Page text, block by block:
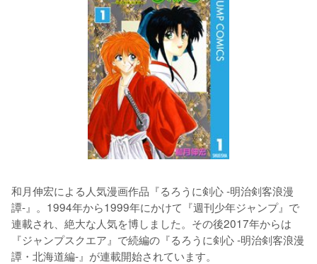
和月伸宏による人気漫画作品『るろうに剣心 -明治剣客浪漫
譚-』。1994年から1999年にかけて『週刊少年ジャンプ』で
連載され、絶大な人気を博しました。その後2017年からは
『ジャンプスクエア』で続編の『るろうに剣心 -明治剣客浪漫
譚・北海道編-』が連載開始されています。